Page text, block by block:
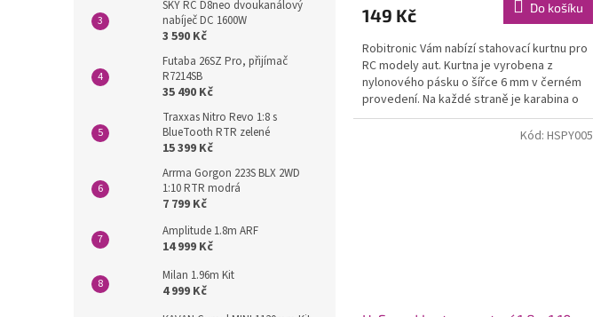
SKY RC D8neo dvoukanálový
nabíječ DC 1600W
3 590 Kč
Futaba 26SZ Pro, přijímač
R7214SB
35 490 Kč
Traxxas Nitro Revo 1:8 s
BlueTooth RTR zelené
15 399 Kč
Arrma Gorgon 223S BLX 2WD
1:10 RTR modrá
7 799 Kč
Amplitude 1.8m ARF
14 999 Kč
Milan 1.96m Kit
4 999 Kč
149 Kč Do košíku
Robitronic Vám nabízí stahovací kurtnu pro
RC modely aut. Kurtna je vyrobena z
nylonového pásku o šířce 6 mm v černém
provedení. Na každé straně je karabina o
rozměru 21 x 11...
Kód: HSPY005